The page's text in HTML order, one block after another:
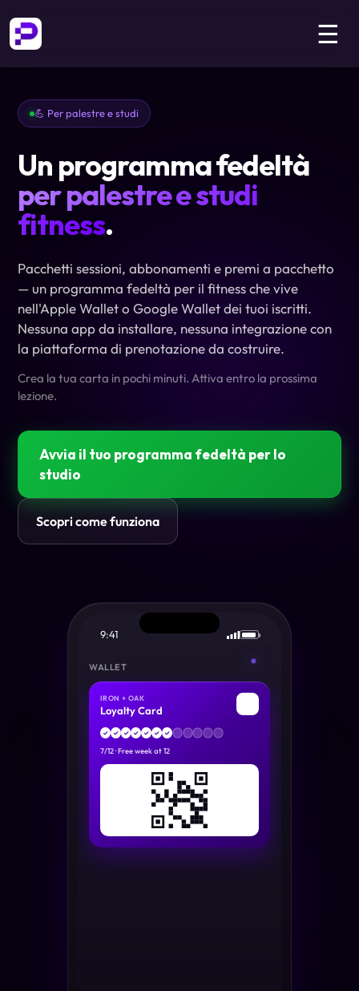
☰
💪 Per palestre e studi
Un programma fedeltà
per palestre e studi
fitness.
Pacchetti sessioni, abbonamenti e premi a pacchetto
— un programma fedeltà per il fitness che vive
nell'Apple Wallet o Google Wallet dei tuoi iscritti.
Nessuna app da installare, nessuna integrazione con
la piattaforma di prenotazione da costruire.
Crea la tua carta in pochi minuti. Attiva entro la prossima
lezione.
Avvia il tuo programma fedeltà per lo
studio
Scopri come funziona
9:41
WALLET
IRON + OAK
Loyalty Card
✓ ✓ ✓ ✓ ✓ ✓ ✓
7/12·Free week at 12